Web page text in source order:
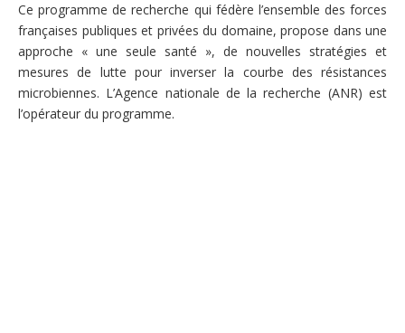
Ce programme de recherche qui fédère l’ensemble des forces
françaises publiques et privées du domaine, propose dans une
approche « une seule santé », de nouvelles stratégies et
mesures de lutte pour inverser la courbe des résistances
microbiennes. L’Agence nationale de la recherche (ANR) est
l’opérateur du programme.